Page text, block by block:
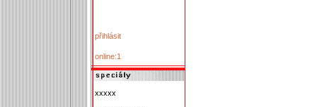
přihlásit
online:1
xxxxx